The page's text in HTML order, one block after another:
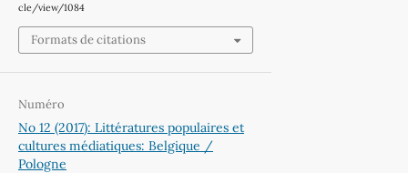
cle/view/1084
Formats de citations
Numéro
No 12 (2017): Littératures populaires et
cultures médiatiques: Belgique /
Pologne